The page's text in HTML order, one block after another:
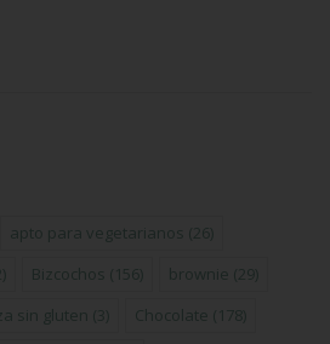
apto para vegetarianos (26)
Bizcochos (156) brownie (29)
sin gluten (3) Chocolate (178)